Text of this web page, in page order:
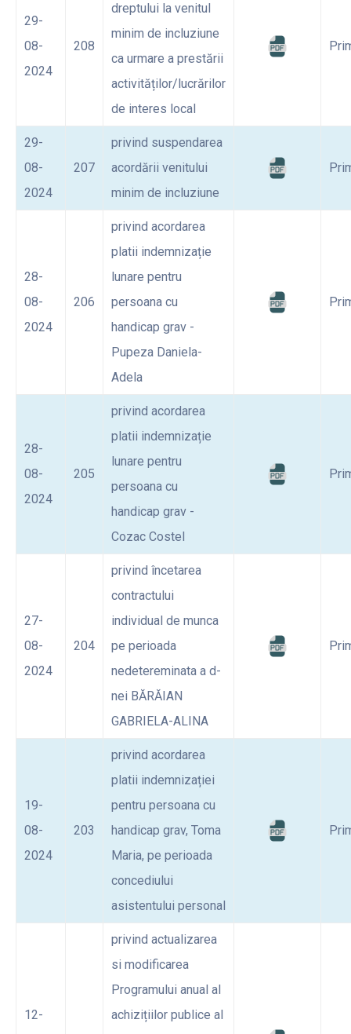
29-
08-
2024
208
dreptului la venitul
minim de incluziune
ca urmare a prestării
activităților/lucrărilor
de interes local
29-
08-
2024
207
privind suspendarea
acordării venitului
minim de incluziune
28-
08-
2024
206
privind acordarea
platii indemnizație
lunare pentru
persoana cu
handicap grav -
Pupeza Daniela-
Adela
28-
08-
2024
205
privind acordarea
platii indemnizație
lunare pentru
persoana cu
handicap grav -
Cozac Costel
27-
08-
2024
204
privind încetarea
contractului
individual de munca
pe perioada
nedetereminata a d-
nei BĂRĂIAN
GABRIELA-ALINA
19-
08-
2024
203
privind acordarea
platii indemnizației
pentru persoana cu
handicap grav, Toma
Maria, pe perioada
concediului
asistentului personal
12-
privind actualizarea
si modificarea
Programului anual al
achizițiilor publice al